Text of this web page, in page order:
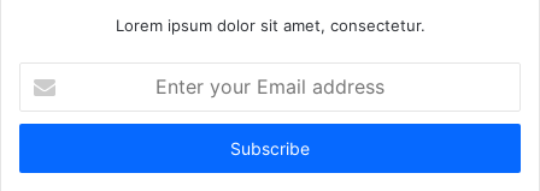
Lorem ipsum dolor sit amet, consectetur.
your
Email